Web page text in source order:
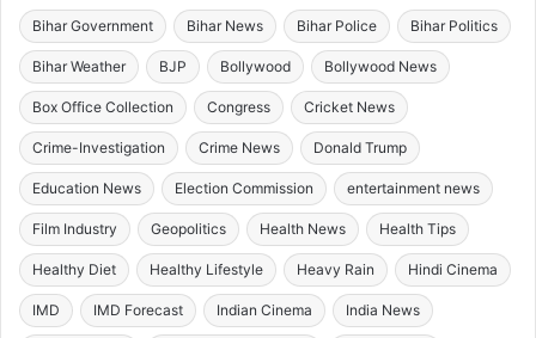
Bihar Government Bihar News Bihar Police Bihar Politics
Bihar Weather BJP Bollywood Bollywood News
Box Office Collection Congress Cricket News
Crime-Investigation Crime News Donald Trump
Education News Election Commission entertainment news
Film Industry Geopolitics Health News Health Tips
Healthy Diet Healthy Lifestyle Heavy Rain Hindi Cinema
IMD IMD Forecast Indian Cinema India News